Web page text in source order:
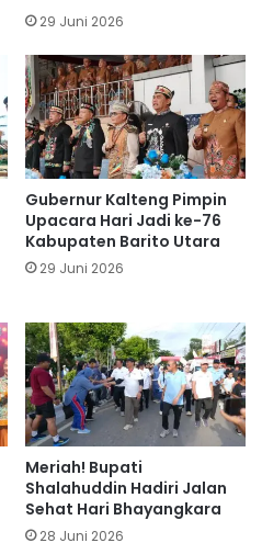
29 Juni 2026
Gubernur Kalteng Pimpin
Upacara Hari Jadi ke-76
Kabupaten Barito Utara
29 Juni 2026
Meriah! Bupati
Shalahuddin Hadiri Jalan
Sehat Hari Bhayangkara
28 Juni 2026